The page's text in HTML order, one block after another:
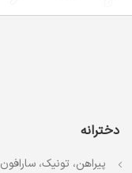
دخترانه
پیراهن، تونیک، سارافون